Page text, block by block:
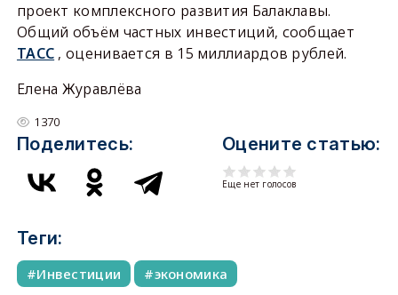
проект комплексного развития Балаклавы.
Общий объём частных инвестиций, сообщает
ТАСС , оценивается в 15 миллиардов рублей.
Елена Журавлёва
1370
Поделитесь: Оцените статью:
Еще нет голосов
Теги:
Инвестиции экономика